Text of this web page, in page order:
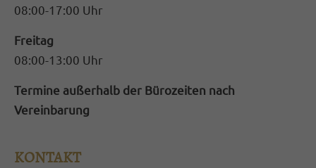
08:00-17:00 Uhr
Freitag
08:00-13:00 Uhr
Termine außerhalb der Bürozeiten nach
Vereinbarung
KONTAKT